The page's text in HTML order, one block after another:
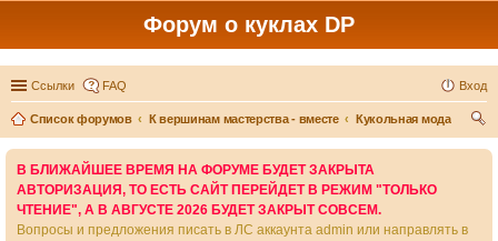
Форум о куклах DP
Ссылки FAQ Вход
Список форумов К вершинам мастерства - вместе
Кукольная мода
В БЛИЖАЙШЕЕ ВРЕМЯ НА ФОРУМЕ БУДЕТ ЗАКРЫТА
АВТОРИЗАЦИЯ, ТО ЕСТЬ САЙТ ПЕРЕЙДЕТ В РЕЖИМ "ТОЛЬКО
ЧТЕНИЕ", А В АВГУСТЕ 2026 БУДЕТ ЗАКРЫТ СОВСЕМ.
Вопросы и предложения писать в ЛС аккаунта admin или направлять в